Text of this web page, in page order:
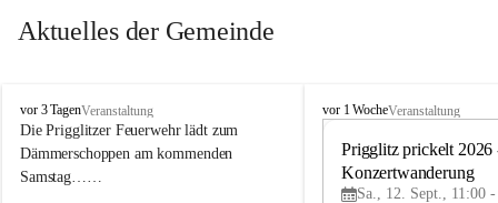
Aktuelles der Gemeinde
P
r
i
g
vor 3 TagenVeranstaltung
Die Prigglitzer Feuerwehr lädt zum
Dämmerschoppen am kommenden
Samstag……
P
vor 1 WocheVeranstaltung
Prigglitz prickelt 2026
Konzertwanderung
Sa., 12. Sept., 11:00